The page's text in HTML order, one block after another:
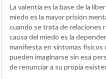
La valentía es la base de la
miedo es la mayor prisión
cuando se trata de relaciones
causa del miedo es la
manifiesta en síntomas físicos
pueden imaginarse sin esa
de renunciar a su propia